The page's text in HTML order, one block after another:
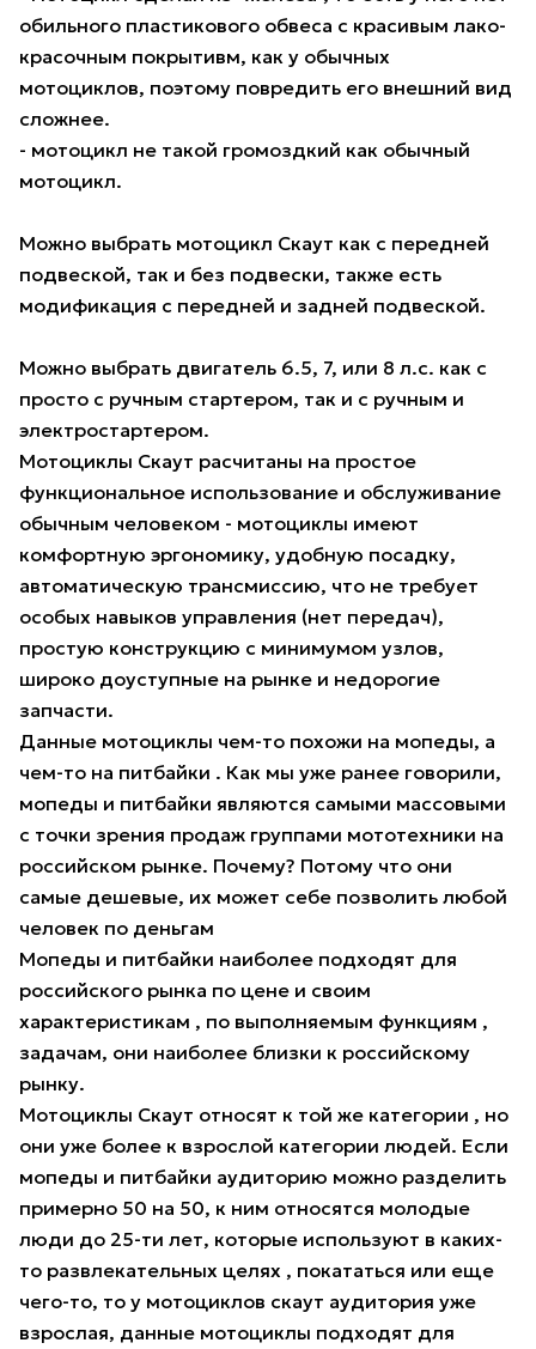
обильного пластикового обвеса с красивым лако-
красочным покрытивм, как у обычных
мотоциклов, поэтому повредить его внешний вид
сложнее.
- мотоцикл не такой громоздкий как обычный
мотоцикл.
Можно выбрать мотоцикл Скаут как с передней
подвеской, так и без подвески, также есть
модификация с передней и задней подвеской.
Можно выбрать двигатель 6.5, 7, или 8 л.с. как с
просто с ручным стартером, так и с ручным и
электростартером.
Мотоциклы Скаут расчитаны на простое
функциональное использование и обслуживание
обычным человеком - мотоциклы имеют
комфортную эргономику, удобную посадку,
автоматическую трансмиссию, что не требует
особых навыков управления (нет передач),
простую конструкцию с минимумом узлов,
широко доуступные на рынке и недорогие
запчасти.
Данные мотоциклы чем-то похожи на мопеды, а
чем-то на питбайки . Как мы уже ранее говорили,
мопеды и питбайки являются самыми массовыми
с точки зрения продаж группами мототехники на
российском рынке. Почему? Потому что они
самые дешевые, их может себе позволить любой
человек по деньгам
Мопеды и питбайки наиболее подходят для
российского рынка по цене и своим
характеристикам , по выполняемым функциям ,
задачам, они наиболее близки к российскому
рынку.
Мотоциклы Скаут относят к той же категории , но
они уже более к взрослой категории людей. Если
мопеды и питбайки аудиторию можно разделить
примерно 50 на 50, к ним относятся молодые
люди до 25-ти лет, которые используют в каких-
то развлекательных целях , покататься или еще
чего-то, то у мотоциклов скаут аудитория уже
взрослая, данные мотоциклы подходят для